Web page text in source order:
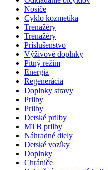
Nosiče
Cyklo kozmetika
Trenažéry
Trenažéry
Príslušenstvo
Výživové doplnky
Pitný režim
Energia
Regenerácia
Doplnky stravy
Prilby
Prilby
Detské prilby
MTB prilby
Náhradné diely
Detské vozíky
Doplnky
Chrániče